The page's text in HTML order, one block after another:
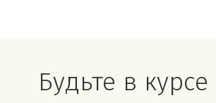
Будьте в курсе